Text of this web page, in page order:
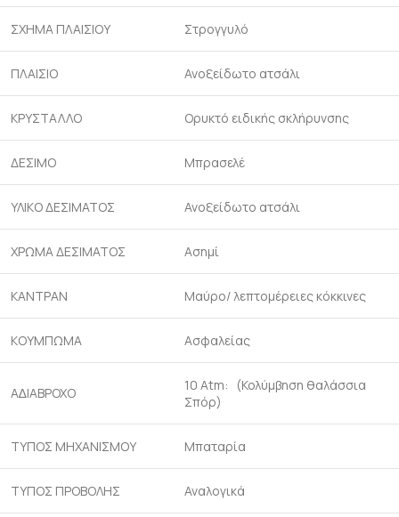
ΣΧΗΜΑ ΠΛΑΙΣΙΟΥ Στρογγυλό
ΠΛΑΙΣΙΟ Ανοξείδωτο ατσάλι
ΚΡΥΣΤΑΛΛΟ Ορυκτό ειδικής σκλήρυνσης
ΔΕΣΙΜΟ Μπρασελέ
ΥΛΙΚΟ ΔΕΣΙΜΑΤΟΣ Ανοξείδωτο ατσάλι
ΧΡΩΜΑ ΔΕΣΙΜΑΤΟΣ Ασημί
ΚΑΝΤΡΑΝ Μαύρο/ λεπτομέρειες κόκκινες
ΚΟΥΜΠΩΜΑ Ασφαλείας
Α∆ΙΑΒΡΟΧΟ
10 Atm: (Κολύμβηση θαλάσσια
Σπόρ)
ΤΥΠΟΣ ΜΗΧΑΝΙΣΜΟΥ Μπαταρία
ΤΥΠΟΣ ΠΡΟΒΟΛΗΣ Αναλογικά